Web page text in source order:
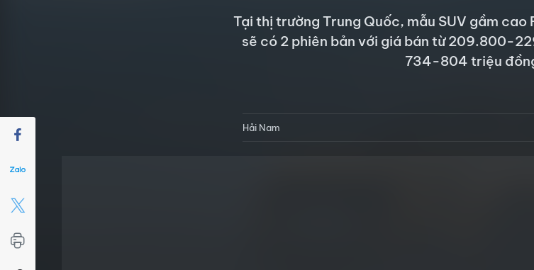
Tại thị trường Trung Quốc, mẫu SUV gầm
sẽ có 2 phiên bản với giá bán từ 209.800-
734-804 triệu
Hải Nam